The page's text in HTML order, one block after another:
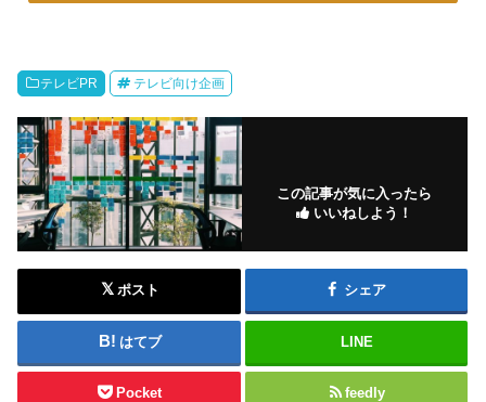
テレビPR テレビ向け企画
この記事が気に入ったら
いいねしよう！
ポスト シェア
はてブ LINE
Pocket feedly